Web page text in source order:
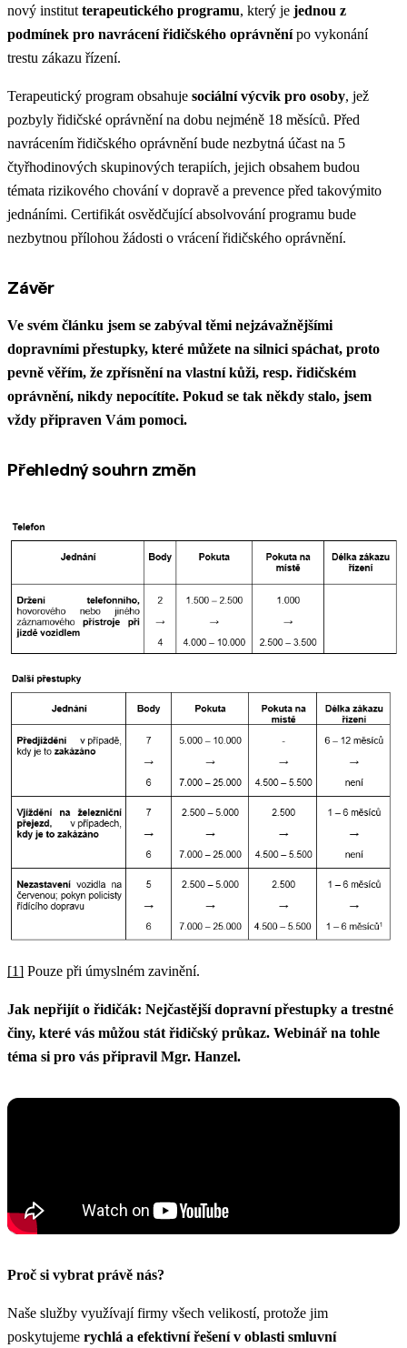
nový institut terapeutického programu, který je jednou z
podmínek pro navrácení řidičského oprávněnípo vykonání
trestu zákazu řízení.
Terapeutický program obsahuje sociální výcvik pro osoby, jež
pozbyly řidičské oprávnění na dobu nejméně 18 měsíců. Před
navrácením řidičského oprávnění bude nezbytná účast na 5
čtyřhodinových skupinových terapiích, jejich obsahem budou
témata rizikového chování v dopravě a prevence před takovýmito
jednáními. Certifikát osvědčující absolvování programu bude
nezbytnou přílohou žádosti o vrácení řidičského oprávnění.
Závěr
Ve svém článku jsem se zabýval těmi nejzávažnějšími
dopravními přestupky, které můžete na silnici spáchat, proto
pevně věřím, že zpřísnění na vlastní kůži, resp. řidičském
oprávnění, nikdy nepocítíte. Pokud se tak někdy stalo, jsem
vždy připraven Vám pomoci.
Přehledný souhrn změn
[1] Pouze při úmyslném zavinění.
Jak nepřijít o řidičák: Nejčastější dopravní přestupky a trestné
činy, které vás můžou stát řidičský průkaz. Webinář na tohle
téma si pro vás připravil Mgr. Hanzel.
Proč si vybrat právě nás?
Naše služby využívají firmy všech velikostí, protože jim
poskytujeme rychlá a efektivní řešení v oblasti smluvní